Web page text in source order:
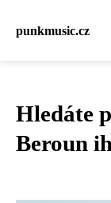
punkmusic.cz
Hledáte
Beroun